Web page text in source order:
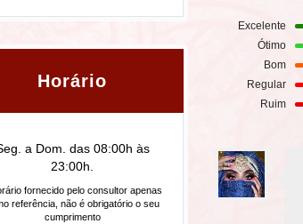
Horário
a Dom. das 08:00h às
23:00h.
fornecido pelo consultor apenas
referência, não é obrigatório o seu
cumprimento
Excelente
Ótimo
Bom
Regular
Ruim